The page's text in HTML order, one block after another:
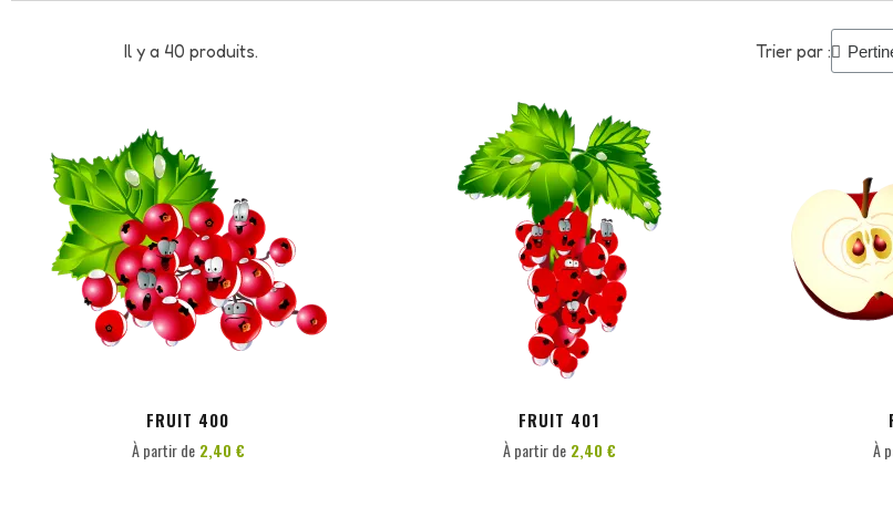
Il y a 40 produits. Trier par :
FRUIT 400
PERSONNALISER
À partir de 2,40 €
FRUIT 401
PERSONNALISER
À partir de 2,40 € À